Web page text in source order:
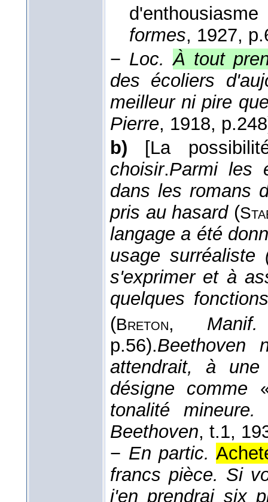
formes, 1927,
− Loc. À tout
des écoliers
meilleur ni pire
Pierre, 1918,
b)
[La
choisir.Parmi les
dans les romans
pris au hasard(
langage a été
usage
s'exprimer et à
quelques
(Breton,
p.56).Beethoven
attendrait, à
désigne comme
tonalité
Beethoven, t.1,
− En partic.
francs pièce. Si
j'en prendrai six